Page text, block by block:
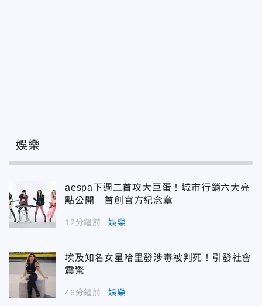
娛樂
aespa下週二首攻大巨蛋！城市行銷六大亮
點公開 首創官方紀念章
12分鐘前 娛樂
埃及知名女星哈里發涉毒被判死！引發社會
震驚
46分鐘前 娛樂